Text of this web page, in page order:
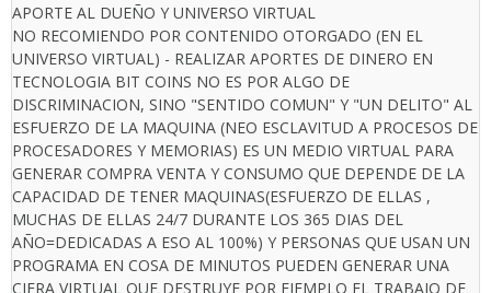
APORTE AL DUEÑO Y UNIVERSO VIRTUAL
NO RECOMIENDO POR CONTENIDO OTORGADO (EN EL
UNIVERSO VIRTUAL) - REALIZAR APORTES DE DINERO EN
TECNOLOGIA BIT COINS NO ES POR ALGO DE
DISCRIMINACION, SINO "SENTIDO COMUN" Y "UN DELITO" AL
ESFUERZO DE LA MAQUINA (NEO ESCLAVITUD A PROCESOS DE
PROCESADORES Y MEMORIAS) ES UN MEDIO VIRTUAL PARA
GENERAR COMPRA VENTA Y CONSUMO QUE DEPENDE DE LA
CAPACIDAD DE TENER MAQUINAS(ESFUERZO DE ELLAS ,
MUCHAS DE ELLAS 24/7 DURANTE LOS 365 DIAS DEL
AÑO=DEDICADAS A ESO AL 100%) Y PERSONAS QUE USAN UN
PROGRAMA EN COSA DE MINUTOS PUEDEN GENERAR UNA
CIFRA VIRTUAL QUE DESTRUYE POR EJEMPLO EL TRABAJO DE